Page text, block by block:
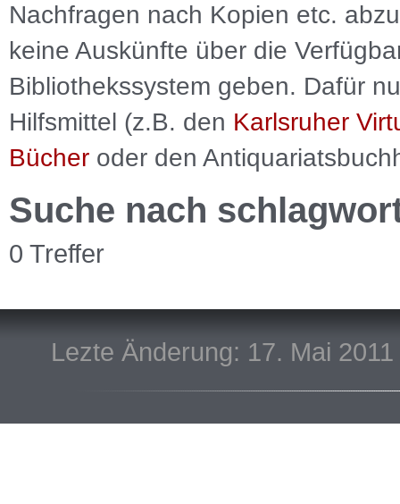
Nachfragen nach Kopien etc.
keine Auskünfte über die
Bibliothekssystem geben. Dafür
Hilfsmittel (z.B. den Karlsruher
Bücher oder den
Suche nach
0 Treffer
Lezte Änderung: 17. Mai